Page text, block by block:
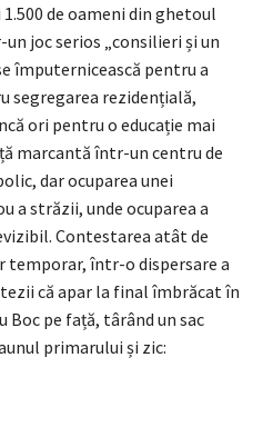
de oameni din ghetoul
joc serios „consilieri și un
împuternicească pentru a
segregarea rezidențială,
ori pentru o educație mai
marcantă într-un centru de
dar ocuparea unei
a străzii, unde ocuparea a
Contestarea atât de
temporar, într-o dispersare a
că apar la final îmbrăcat în
Boc pe față, târând un sac
primarului și zic: